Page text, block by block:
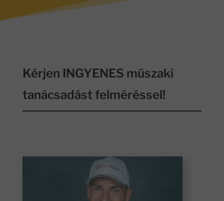
Kérjen INGYENES műszaki
tanácsadást felméréssel!